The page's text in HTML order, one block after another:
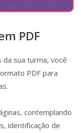
PDF
sua turma, você
PDF para
contemplando
identificação de